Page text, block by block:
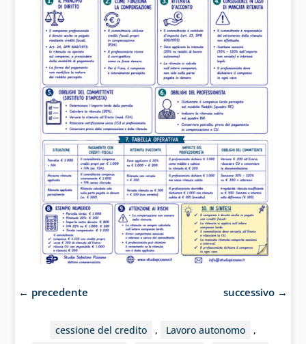
← precedente successivo →
cessione del credito , Lavoro autonomo
,